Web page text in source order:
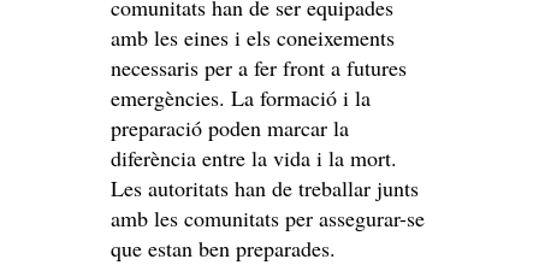
comunitats han de ser equipades
amb les eines i els coneixements
necessaris per a fer front a futures
emergències. La formació i la
preparació poden marcar la
diferència entre la vida i la mort.
Les autoritats han de treballar junts
amb les comunitats per assegurar-se
que estan ben preparades.